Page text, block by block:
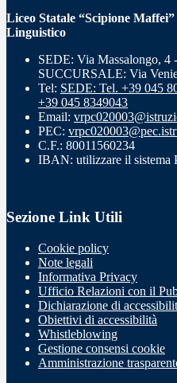
Liceo Statale “Scipione
Linguistico
SEDE: Via Massalongo, 4
SUCCURSALE: Via
Tel: SEDE: Tel. +39 045
+39 045 8349043
Email:
PEC:
C.F.: 80011560234
IBAN: utilizzare il sistema
Sezione Link Utili
Cookie policy
Note legali
Informativa Privacy
Ufficio Relazioni con il
Dichiarazione di
Obiettivi di accessibilità
Whistleblowing
Gestione consensi cookie
Amministrazione